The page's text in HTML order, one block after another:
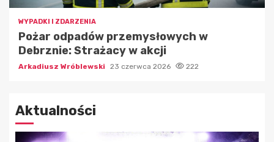
WYPADKI I ZDARZENIA
Pożar odpadów przemysłowych w
Debrznie: Strażacy w akcji
Arkadiusz Wróblewski 23 czerwca 2026 222
Aktualności